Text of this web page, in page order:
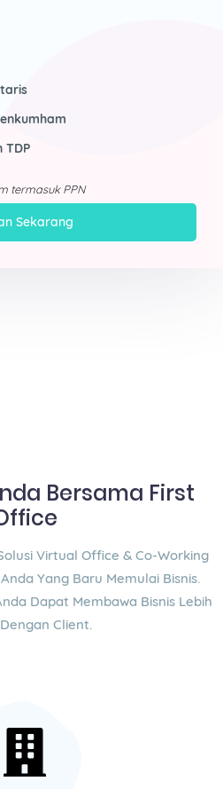
TDP
termasuk PPN
Sekarang
Bersama First
Virtual Office & Co-Working
Yang Baru Memulai Bisnis.
Dapat Membawa Bisnis Lebih
Client.